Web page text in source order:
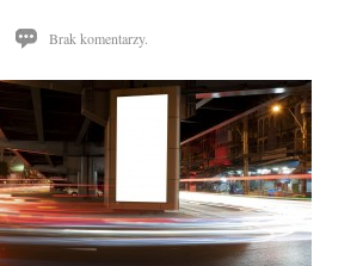
Brak komentarzy.